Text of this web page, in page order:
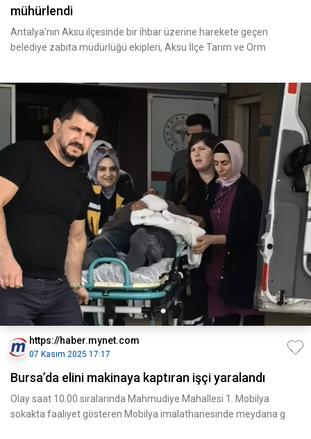
mühürlendi
Antalya’nın Aksu ilçesinde bir ihbar üzerine harekete geçen
belediye zabıta müdürlüğü ekipleri, Aksu İlçe Tarım ve Orm
https://haber.mynet.com
07 Kasım 2025 17:17
Bursa’da elini makinaya kaptıran işçi yaralandı
Olay saat 10.00 sıralarında Mahmudiye Mahallesi 1. Mobilya
sokakta faaliyet gösteren Mobilya imalathanesinde meydana g